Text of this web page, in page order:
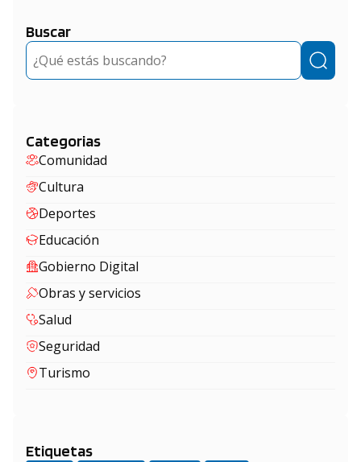
Buscar
Buscar
Categorias
Comunidad
Cultura
Deportes
Educación
Gobierno Digital
Obras y servicios
Salud
Seguridad
Turismo
Etiquetas